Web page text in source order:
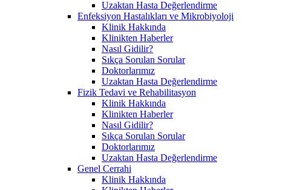
Uzaktan Hasta Değerlendirme
Enfeksiyon Hastalıkları ve Mikrobiyoloji
Klinik Hakkında
Klinikten Haberler
Nasıl Gidilir?
Sıkça Sorulan Sorular
Doktorlarımız
Uzaktan Hasta Değerlendirme
Fizik Tedavi ve Rehabilitasyon
Klinik Hakkında
Klinikten Haberler
Nasıl Gidilir?
Sıkça Sorulan Sorular
Doktorlarımız
Uzaktan Hasta Değerlendirme
Genel Cerrahi
Klinik Hakkında